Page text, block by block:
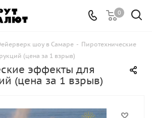
0
шоу в Самаре - Пиротехнические
(цена за 1 взрыв)
эффекты для
(цена за 1 взрыв)